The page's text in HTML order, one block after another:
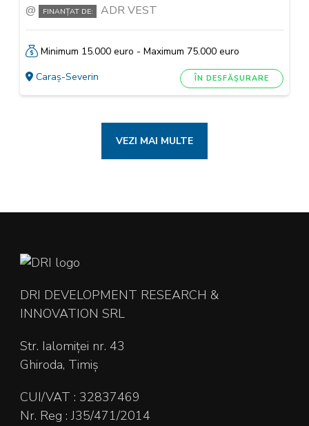
FINANȚAT DE: ADR VEST
Minimum 15.000 euro - Maximum 75.000 euro
Caraș-Severin
ÎN DESFĂȘURARE
VEZI MAI MULTE
DRI DEVELOPMENT RESEARCH &
INNOVATION SRL
Str. Ialomiței nr. 43
Ghiroda, Timiș
CUI/VAT : 32837469
Nr. Reg : J35/471/2014